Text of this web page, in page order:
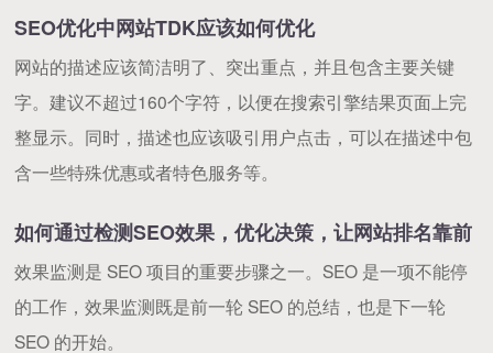
SEO优化中网站TDK应该如何优化
网站的描述应该简洁明了、突出重点，并且包含主要关键
字。建议不超过160个字符，以便在搜索引擎结果页面上完
整显示。同时，描述也应该吸引用户点击，可以在描述中包
含一些特殊优惠或者特色服务等。
如何通过检测SEO效果，优化决策，让网站排名靠前
效果监测是 SEO 项目的重要步骤之一。SEO 是一项不能停
的工作，效果监测既是前一轮 SEO 的总结，也是下一轮
SEO 的开始。